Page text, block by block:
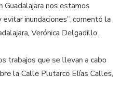
Guadalajara nos estamos
inundaciones”, comentó la
Verónica Delgadillo.
trabajos que se llevan a cabo
la Calle Plutarco Elías Calles,